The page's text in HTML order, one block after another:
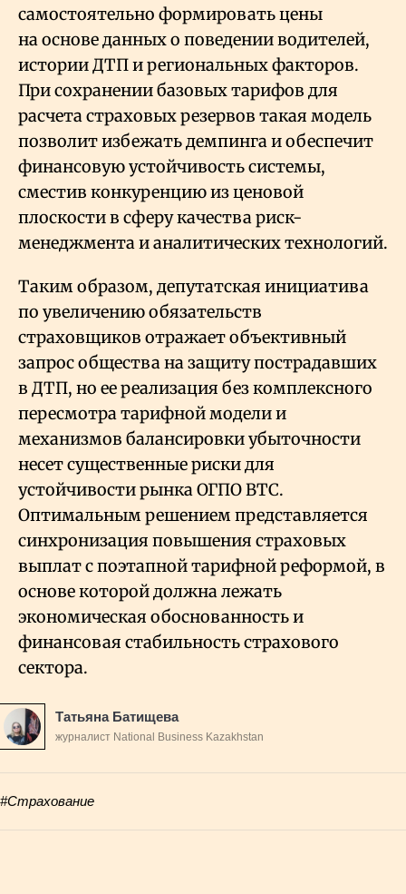
самостоятельно формировать цены
на основе данных о поведении водителей,
истории ДТП и региональных факторов.
При сохранении базовых тарифов для
расчета страховых резервов такая модель
позволит избежать демпинга и обеспечит
финансовую устойчивость системы,
сместив конкуренцию из ценовой
плоскости в сферу качества риск-
менеджмента и аналитических технологий.
Таким образом, депутатская инициатива
по увеличению обязательств
страховщиков отражает объективный
запрос общества на защиту пострадавших
в ДТП, но ее реализация без комплексного
пересмотра тарифной модели и
механизмов балансировки убыточности
несет существенные риски для
устойчивости рынка ОГПО ВТС.
Оптимальным решением представляется
синхронизация повышения страховых
выплат с поэтапной тарифной реформой, в
основе которой должна лежать
экономическая обоснованность и
финансовая стабильность страхового
сектора.
Татьяна Батищева
журналист National Business Kazakhstan
#Страхование